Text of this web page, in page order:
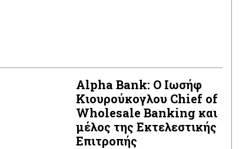
Alpha Bank: Ο Ιωσήφ
Κιουρούκογλου Chief of
Wholesale Banking και
μέλος της Εκτελεστικής
Επιτροπής